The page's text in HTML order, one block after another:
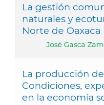
La gestión
naturales y
Norte de Oaxaca
José Gasca
La producción
Condiciones,
en la economía